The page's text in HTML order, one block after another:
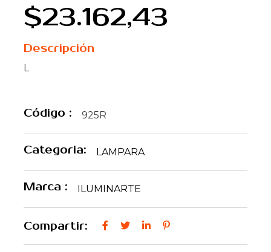
$23.162,43
Descripción
L
Código : 925R
Categoria: LAMPARA
Marca : ILUMINARTE
Compartir: